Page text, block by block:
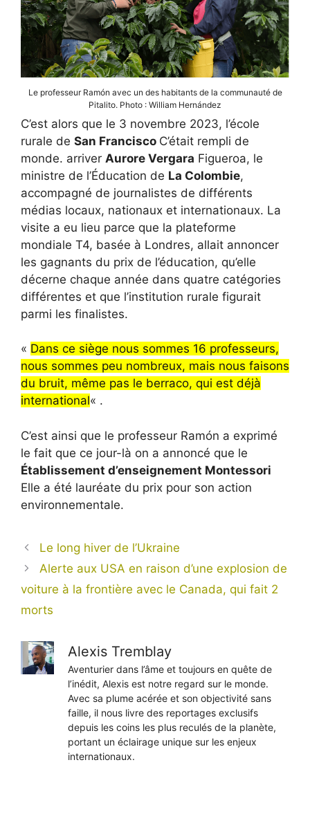
Le professeur Ramón avec un des habitants de la communauté de
Pitalito. Photo : William Hernández
C’est alors que le 3 novembre 2023, l’école
rurale de San Francisco C’était rempli de
monde. arriver Aurore Vergara Figueroa, le
ministre de l’Éducation de La Colombie,
accompagné de journalistes de différents
médias locaux, nationaux et internationaux. La
visite a eu lieu parce que la plateforme
mondiale T4, basée à Londres, allait annoncer
les gagnants du prix de l’éducation, qu’elle
décerne chaque année dans quatre catégories
différentes et que l’institution rurale figurait
parmi les finalistes.
« Dans ce siège nous sommes 16 professeurs,
nous sommes peu nombreux, mais nous faisons
du bruit, même pas le berraco, qui est déjà
international« .
C’est ainsi que le professeur Ramón a exprimé
le fait que ce jour-là on a annoncé que le
Établissement d’enseignement Montessori
Elle a été lauréate du prix pour son action
environnementale.
Le long hiver de l’Ukraine
Alerte aux USA en raison d’une explosion de
voiture à la frontière avec le Canada, qui fait 2
morts
Alexis Tremblay
Aventurier dans l’âme et toujours en quête de
l’inédit, Alexis est notre regard sur le monde.
Avec sa plume acérée et son objectivité sans
faille, il nous livre des reportages exclusifs
depuis les coins les plus reculés de la planète,
portant un éclairage unique sur les enjeux
internationaux.